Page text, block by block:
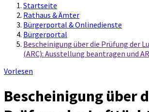
Startseite
Rathaus & Ämter
Bürgerportal & Onlinedienste
Bürgerportal
Bescheinigung über die Prüfung der
(ARC): Ausstellung beantragen und
Vorlesen
Bescheinigung über